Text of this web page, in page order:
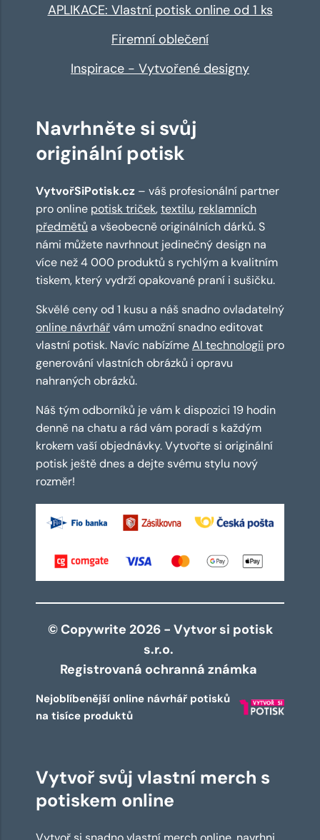
APLIKACE: Vlastní potisk online od 1 ks
Firemní oblečení
Inspirace - Vytvořené designy
Navrhněte si svůj
originální potisk
VytvořSiPotisk.cz – váš profesionální partner
pro online potisk triček,textilu, reklamních
předmětů a všeobecně originálních dárků. S
námi můžete navrhnout jedinečný design na
více než 4 000 produktů s rychlým a kvalitním
tiskem, který vydrží opakované praní i sušičku.
Skvělé ceny od 1 kusu a náš snadno ovladatelný
online návrhářvám umožní snadno editovat
vlastní potisk. Navíc nabízímeAI technologii pro
generování vlastních obrázků i opravu
nahraných obrázků.
Náš tým odborníků je vám k dispozici 19 hodin
denně na chatu a rád vám poradí s každým
krokem vaší objednávky. Vytvořte si originální
potisk ještě dnes a dejte svému stylu nový
rozměr!
© Copywrite 2026 - Vytvor si potisk
s.r.o.
Registrovaná ochranná známka
Nejoblíbenější online návrhář potisků
na tisíce produktů
Vytvoř svůj vlastní merch s
potiskem online